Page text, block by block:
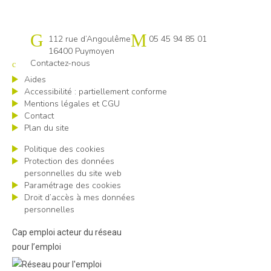
Cap emploi 16
112 rue d’Angoulême
16400 Puymoyen
05 45 94 85 01
Contactez-nous
Aides
Accessibilité : partiellement conforme
Mentions légales et CGU
Contact
Plan du site
Politique des cookies
Protection des données
personnelles du site web
Paramétrage des cookies
Droit d’accès à mes données
personnelles
Cap emploi acteur du réseau
pour l’emploi